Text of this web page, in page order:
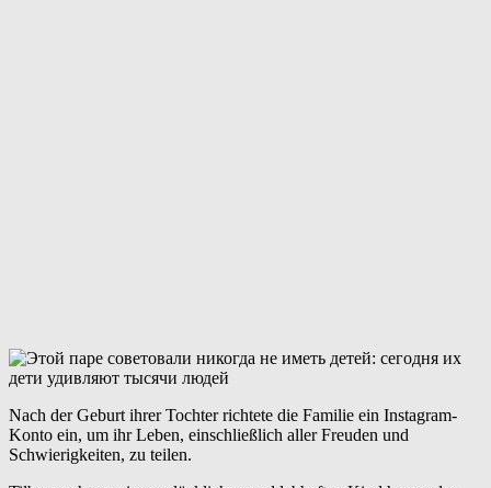
Nach der Geburt ihrer Tochter richtete die Familie ein Instagram-
Konto ein, um ihr Leben, einschließlich aller Freuden und
Schwierigkeiten, zu teilen.